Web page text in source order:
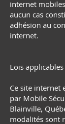
internet
aucun cas
adhésion au
internet.
Lois applicables
Ce site internet
par Mobile
Blainville,
modalités sont